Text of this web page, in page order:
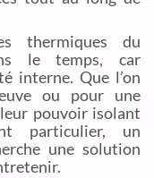
thermiques du
le temps, car
interne. Que l’on
ou pour une
pouvoir isolant
particulier, un
une solution